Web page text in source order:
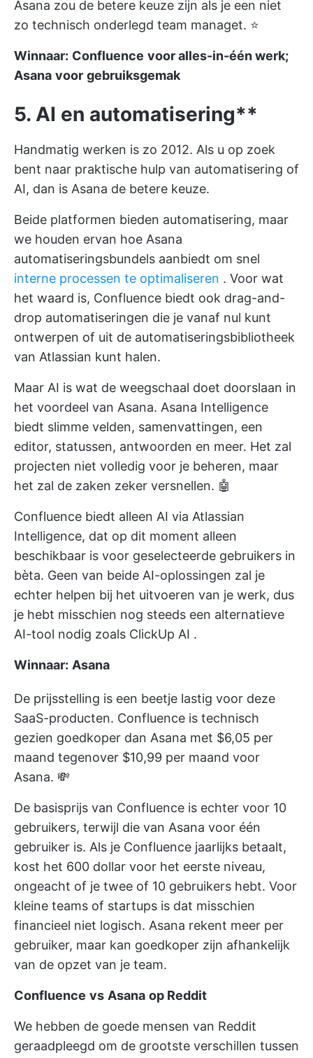
Asana zou de betere keuze zijn als je een niet
zo technisch onderlegd team managet. ⭐
Winnaar: Confluence voor alles-in-één werk;
Asana voor gebruiksgemak
5. AI en automatisering**
Handmatig werken is zo 2012. Als u op zoek
bent naar praktische hulp van automatisering of
AI, dan is Asana de betere keuze.
Beide platformen bieden automatisering, maar
we houden ervan hoe Asana
automatiseringsbundels aanbiedt om snel
interne processen te optimaliseren . Voor wat
het waard is, Confluence biedt ook drag-and-
drop automatiseringen die je vanaf nul kunt
ontwerpen of uit de automatiseringsbibliotheek
van Atlassian kunt halen.
Maar AI is wat de weegschaal doet doorslaan in
het voordeel van Asana. Asana Intelligence
biedt slimme velden, samenvattingen, een
editor, statussen, antwoorden en meer. Het zal
projecten niet volledig voor je beheren, maar
het zal de zaken zeker versnellen. 🤖
Confluence biedt alleen AI via Atlassian
Intelligence, dat op dit moment alleen
beschikbaar is voor geselecteerde gebruikers in
bèta. Geen van beide AI-oplossingen zal je
echter helpen bij het uitvoeren van je werk, dus
je hebt misschien nog steeds een alternatieve
AI-tool nodig zoals ClickUp AI .
Winnaar: Asana
De prijsstelling is een beetje lastig voor deze
SaaS-producten. Confluence is technisch
gezien goedkoper dan Asana met $6,05 per
maand tegenover $10,99 per maand voor
Asana. 💸
De basisprijs van Confluence is echter voor 10
gebruikers, terwijl die van Asana voor één
gebruiker is. Als je Confluence jaarlijks betaalt,
kost het 600 dollar voor het eerste niveau,
ongeacht of je twee of 10 gebruikers hebt. Voor
kleine teams of startups is dat misschien
financieel niet logisch. Asana rekent meer per
gebruiker, maar kan goedkoper zijn afhankelijk
van de opzet van je team.
Confluence vs Asana op Reddit
We hebben de goede mensen van Reddit
geraadpleegd om de grootste verschillen tussen